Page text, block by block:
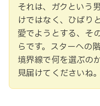
それは、ガクという
けではなく、ひばり
愛でようとする、そ
らです。スターへの
境界線で何を選ぶの
見届けてくださいね。